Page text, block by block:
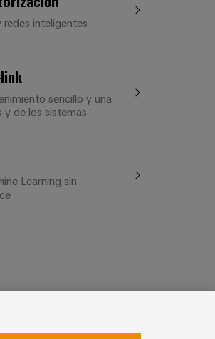
inteligentes
sencillo y una
y de los sistemas
Learning sin